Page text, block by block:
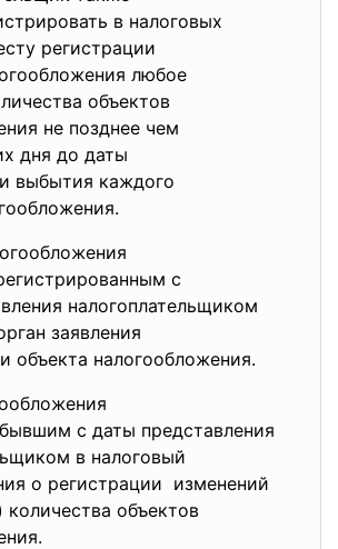
в налоговых
регистрации
любое
объектов
не позднее чем
дня до даты
выбытия каждого
с
налогоплательщиком
заявления
объекта налогообложения.
с даты представления
в налоговый
о регистрации изменений
объектов